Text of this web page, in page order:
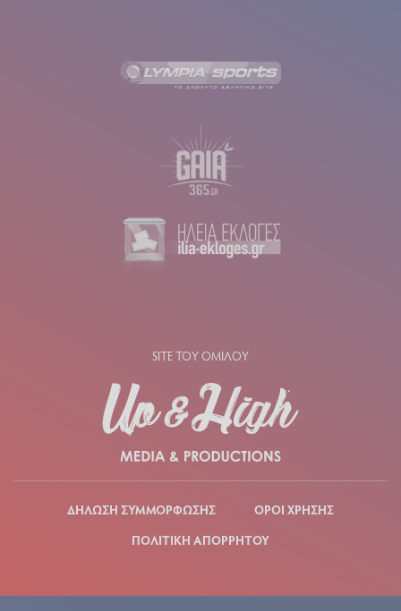
SITE ΤΟΥ ΟΜΙΛΟΥ
ΔΗΛΩΣΗ ΣΥΜΜΟΡΦΩΣΗΣ
ΟΡΟΙ ΧΡΗΣΗΣ
ΠΟΛΙΤΙΚΗ ΑΠΟΡΡΗΤΟΥ